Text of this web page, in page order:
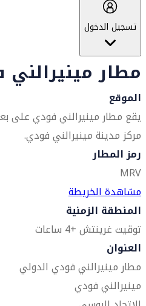
تسجيل الدخول
مطار
الموقع
يقع مطار مينيرالني فودي على
مركز مدينة مينيرالني فودي.
رمز المطار
MRV
مشاهدة الخريطة
المنطقة الزمنية
توقيت غرينتش +4 ساعات
العنوان
مطار مينيرالني فودي الدولي
مينيرالني فودي